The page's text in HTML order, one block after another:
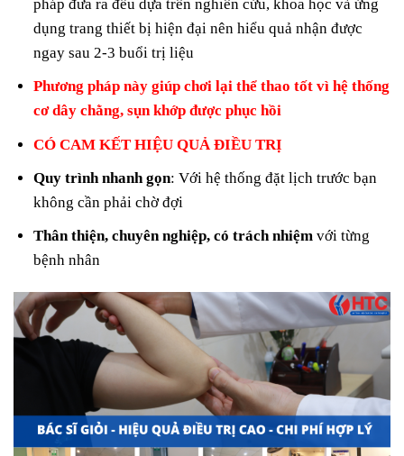
pháp đưa ra đều dựa trên nghiên cứu, khoa học và ứng
dụng trang thiết bị hiện đại nên hiểu quả nhận được
ngay sau 2-3 buổi trị liệu
Phương pháp này giúp chơi lại thể thao tốt vì hệ thống
cơ dây chằng, sụn khớp được phục hồi
CÓ CAM KẾT HIỆU QUẢ ĐIỀU TRỊ
Quy trình nhanh gọn: Với hệ thống đặt lịch trước bạn
không cần phải chờ đợi
Thân thiện, chuyên nghiệp, có trách nhiệm với từng
bệnh nhân